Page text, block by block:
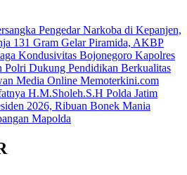
Pengedar Narkoba di Kepanjen,
131 Gram Gelar Piramida, AKBP
Kondusivitas Bojonegoro Kapolres
Polri Dukung Pendidikan Berkualitas
Media Online Memoterkini.com
H.M.Sholeh.S.H Polda Jatim
2026, Ribuan Bonek Mania
Mapolda